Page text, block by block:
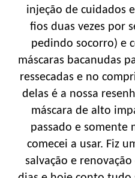
injeção de cuidados
fios duas vezes por
pedindo socorro) e
máscaras bacanudas
ressecadas e no
delas é a nossa
máscara de alto
passado e somente
comecei a usar. Fiz
salvação e